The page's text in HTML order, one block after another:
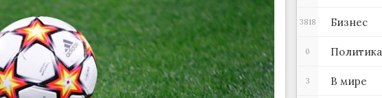
Бизнес
3818
Политика
0
В мире
3